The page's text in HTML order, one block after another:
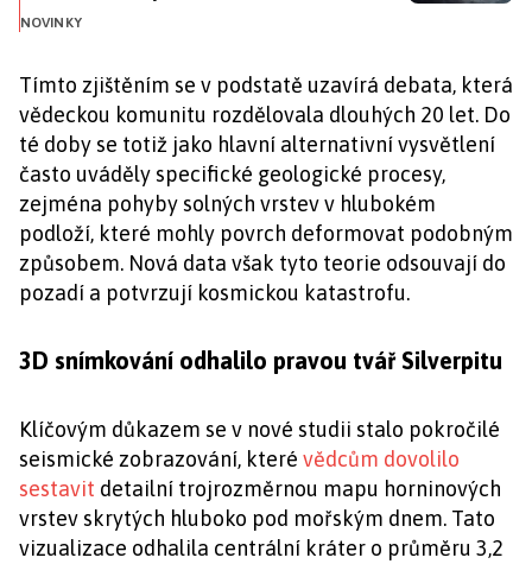
NOVINKY
Tímto zjištěním se v podstatě uzavírá debata, která
vědeckou komunitu rozdělovala dlouhých 20 let. Do
té doby se totiž jako hlavní alternativní vysvětlení
často uváděly specifické geologické procesy,
zejména pohyby solných vrstev v hlubokém
podloží, které mohly povrch deformovat podobným
způsobem. Nová data však tyto teorie odsouvají do
pozadí a potvrzují kosmickou katastrofu.
3D snímkování odhalilo pravou tvář Silverpitu
Klíčovým důkazem se v nové studii stalo pokročilé
seismické zobrazování, které vědcům dovolilo
sestavit detailní trojrozměrnou mapu horninových
vrstev skrytých hluboko pod mořským dnem. Tato
vizualizace odhalila centrální kráter o průměru 3,2